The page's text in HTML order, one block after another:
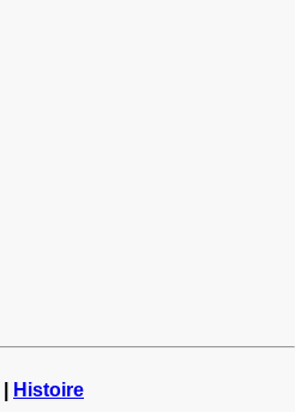
Histoire